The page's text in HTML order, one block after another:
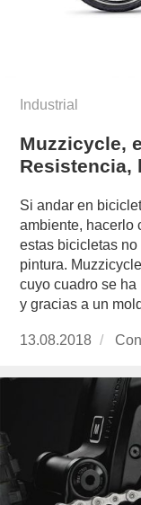
Industrial
Muzzicycle,
Resistencia,
Si andar en
ambiente, hacerlo
estas bicicletas
pintura.
cuyo cuadro se
y gracias a un
Publicado
13.08.2018